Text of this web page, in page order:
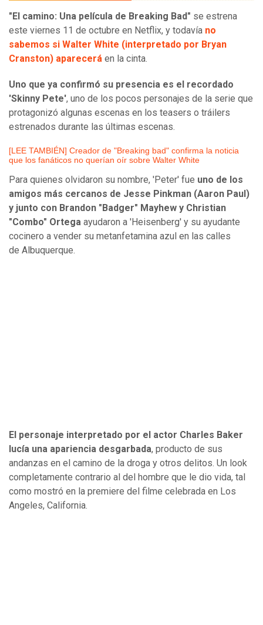
"El camino: Una película de Breaking Bad" se estrena
este viernes 11 de octubre en Netflix, y todavía no
sabemos si Walter White (interpretado por Bryan
Cranston) aparecerá en la cinta.
Uno que ya confirmó su presencia es el recordado
'Skinny Pete', uno de los pocos personajes de la serie que
protagonizó algunas escenas en los teasers o tráilers
estrenados durante las últimas escenas.
[LEE TAMBIÉN] Creador de "Breaking bad" confirma la noticia
que los fanáticos no querían oír sobre Walter White
Para quienes olvidaron su nombre, 'Peter' fue uno de los
amigos más cercanos de Jesse Pinkman (Aaron Paul)
y junto con Brandon "Badger" Mayhew y Christian
"Combo" Ortega ayudaron a 'Heisenberg' y su ayudante
cocinero a vender su metanfetamina azul en las calles
de Albuquerque.
El personaje interpretado por el actor Charles Baker
lucía una apariencia desgarbada, producto de sus
andanzas en el camino de la droga y otros delitos. Un look
completamente contrario al del hombre que le dio vida, tal
como mostró en la premiere del filme celebrada en Los
Angeles, California.